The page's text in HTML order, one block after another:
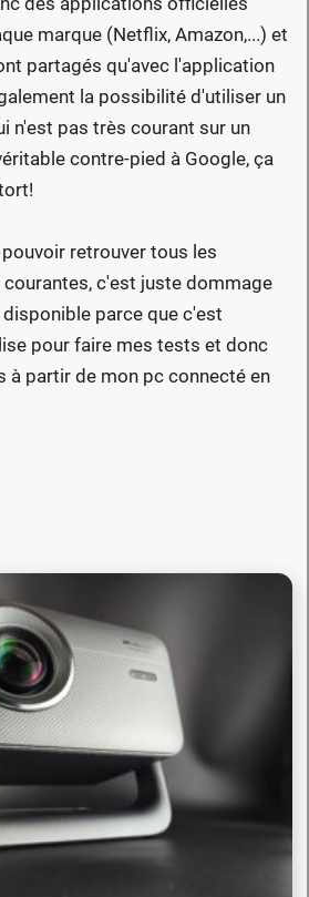
marque (Netflix, Amazon,...) et
partagés qu'avec l'application
la possibilité d'utiliser un
n'est pas très courant sur un
contre-pied à Google, ça
retrouver tous les
c'est juste dommage
parce que c'est
pour faire mes tests et donc
à partir de mon pc connecté en